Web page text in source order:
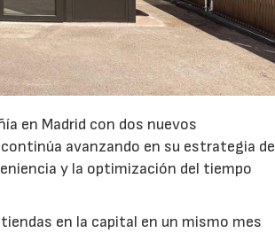
en Madrid con dos nuevos
avanzando en su estrategia de
y la optimización del tiempo
en la capital en un mismo mes